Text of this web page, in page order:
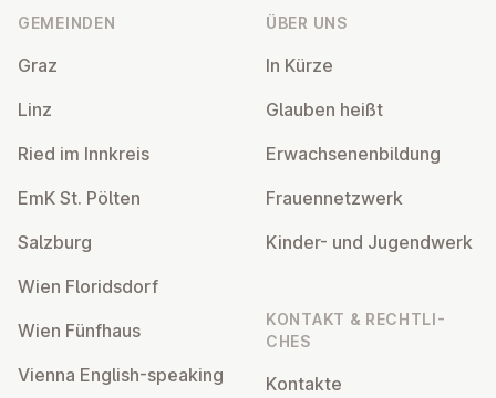
GEMEINDEN
Graz
Linz
Ried im Innkreis
EmK St. Pölten
Salzburg
Wien Flo­rids­dorf
Wien Fünfhaus
Vienna English-speaking
ÜBER UNS
In Kürze
Glauben heißt
Er­wach­se­nen­bil­dung
Frau­en­netz­werk
Kinder- und Ju­gend­werk
KONTAKT & RECHT­LI­
CHES
Kontakte